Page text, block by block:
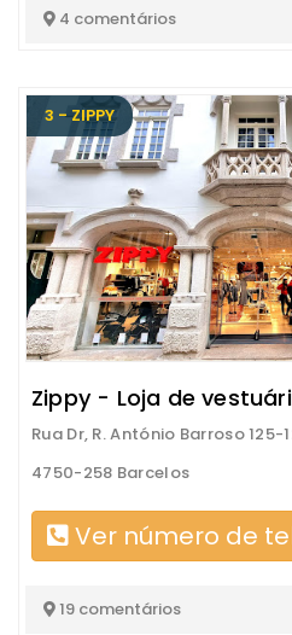
4 comentários
3 - ZIPPY
Zippy - Loja de
Rua Dr, R. António Barroso 125-
4750-258 Barcelos
Ver número de
19 comentários